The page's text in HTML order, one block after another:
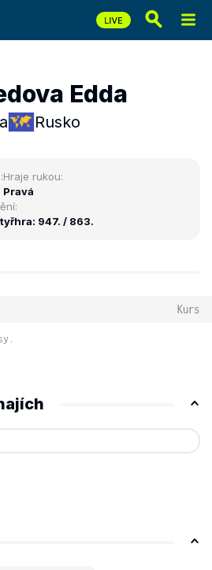
Edda
Rusko
Hraje rukou:
Pravá
947. / 863.
Kurs